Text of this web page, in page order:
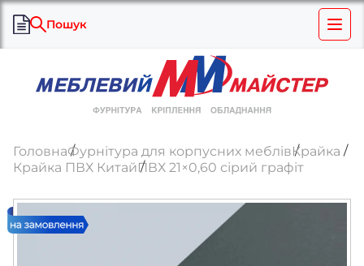
Пошук
ГоловнаФурнітура для корпусних меблівКрайка
Крайка ПВХ КитайПВХ 21×0,60 сірий графіт